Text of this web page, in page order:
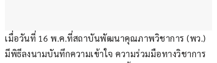
เมื่อวันที่ 16 พ.ค.ที่สถาบันพัฒนาคุณภาพวิชาการ (พว.)
มีพิธีลงนามบันทึกความเข้าใจ ความร่วมมือทางวิชาการ